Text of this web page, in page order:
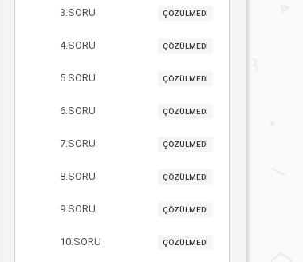
3.SORU ÇÖZÜLMEDİ
4.SORU ÇÖZÜLMEDİ
5.SORU ÇÖZÜLMEDİ
6.SORU ÇÖZÜLMEDİ
7.SORU ÇÖZÜLMEDİ
8.SORU ÇÖZÜLMEDİ
9.SORU ÇÖZÜLMEDİ
10.SORU ÇÖZÜLMEDİ